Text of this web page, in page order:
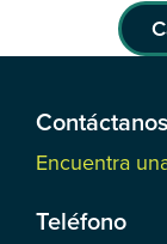
Contáctanos
Encuentra
Teléfono